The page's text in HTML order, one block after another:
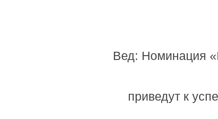
Вед: Номинация
приведут к